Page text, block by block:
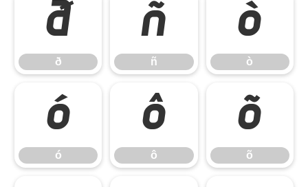
ð
ð
ñ
ñ
ò
ò
ó
ó
ô
ô
õ
õ